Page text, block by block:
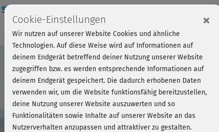
Play
Video
Kursvorschau - Jetzt mitmachen!
Cookie-Einstellungen ×
Wir nutzen auf unserer Website Cookies und ähnliche
Technologien. Auf diese Weise wird auf Informationen auf
deinem Endgerät betreffend deiner Nutzung unserer Website
zugegriffen bzw. es werden entsprechende Informationen auf
deinem Endgerät gespeichert. Die dadurch erhobenen Daten
verwenden wir, um die Website funktionsfähig bereitzustellen,
deine Nutzung unserer Website auszuwerten und so
Funktionalitäten sowie Inhalte auf unserer Website an das
Nutzerverhalten anzupassen und attraktiver zu gestalten.